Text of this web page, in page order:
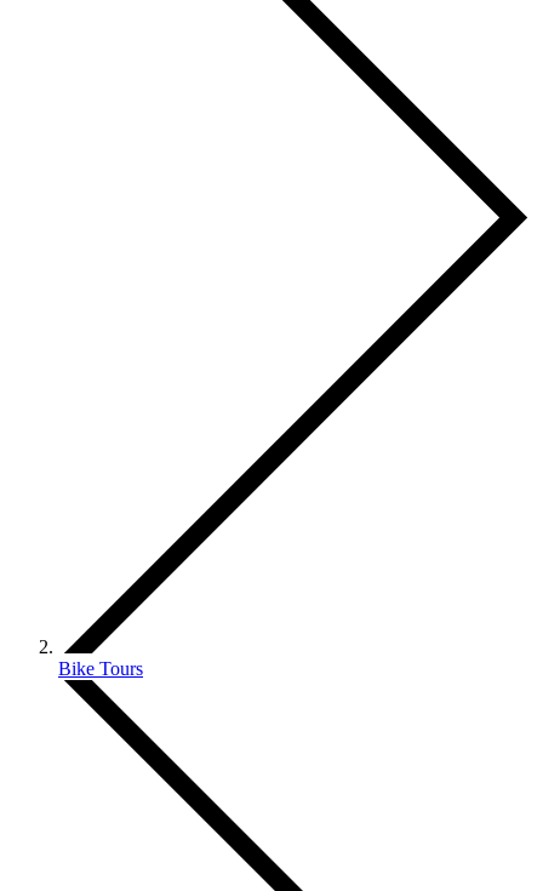
Bike Tours